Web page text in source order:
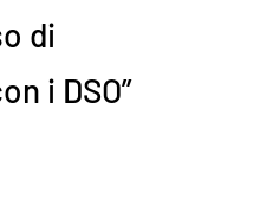
di
i DSO”